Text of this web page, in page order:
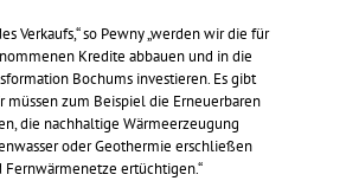
Verkaufs,“ so Pewny „werden wir die für
Kredite abbauen und in die
Bochums investieren. Es gibt
müssen zum Beispiel die Erneuerbaren
die nachhaltige Wärmeerzeugung
oder Geothermie erschließen
Fernwärmenetze ertüchtigen.“